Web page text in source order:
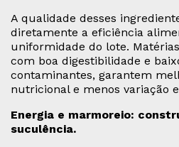
A qualidade desses
diretamente a eficiência
uniformidade do lote.
com boa digestibilidade e
contaminantes, garantem
nutricional e menos variação
Energia e marmoreio:
suculência.